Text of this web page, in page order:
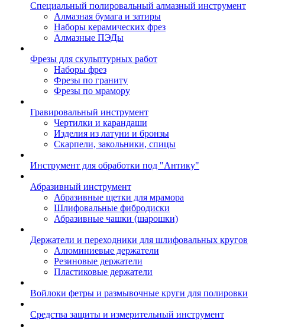
Специальный полировальный алмазный инструмент
Алмазная бумага и затиры
Наборы керамических фрез
Алмазные ПЭДы
Фрезы для скульптурных работ
Наборы фрез
Фрезы по граниту
Фрезы по мрамору
Гравировальный инструмент
Чертилки и карандаши
Изделия из латуни и бронзы
Скарпели, закольники, спицы
Инструмент для обработки под "Антику"
Абразивный инструмент
Абразивные щетки для мрамора
Шлифовальные фибродиски
Абразивные чашки (шарошки)
Держатели и переходники для шлифовальных кругов
Алюминиевые держатели
Резиновые держатели
Пластиковые держатели
Войлоки фетры и размывочные круги для полировки
Средства защиты и измерительный инструмент